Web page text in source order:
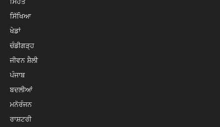
ਸਿੱਖਿਆ
ਖੇਡਾਂ
ਚੰਡੀਗੜ੍ਹ
ਜੀਵਨ ਸ਼ੈਲੀ
ਪੰਜਾਬ
ਬਦਲੀਆਂ
ਮਨੋਰੰਜਨ
ਰਾਸ਼ਟਰੀ